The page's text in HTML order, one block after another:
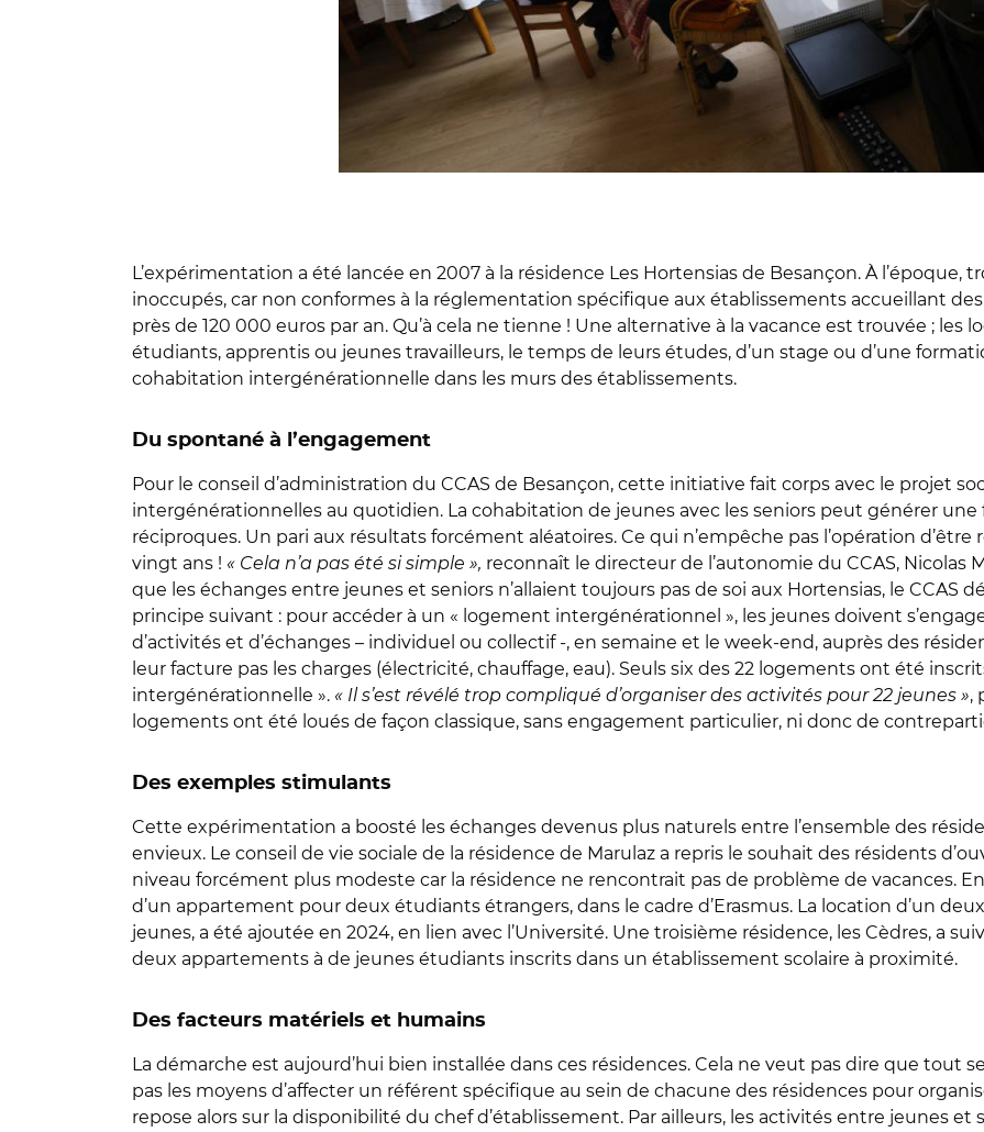
L’expérimentation a été lancée en 2007 à la résidence Les Hortensias de Besançon. À l’époque,
inoccupés, car non conformes à la réglementation spécifique aux établissements accueillant
près de 120 000 euros par an. Qu’à cela ne tienne ! Une alternative à la vacance est trouvée ; les
étudiants, apprentis ou jeunes travailleurs, le temps de leurs études, d’un stage ou d’une
cohabitation intergénérationnelle dans les murs des établissements.
Du spontané à l’engagement
Pour le conseil d’administration du CCAS de Besançon, cette initiative fait corps avec le projet
intergénérationnelles au quotidien. La cohabitation de jeunes avec les seniors peut générer
réciproques. Un pari aux résultats forcément aléatoires. Ce qui n’empêche pas l’opération
vingt ans ! « Cela n’a pas été si simple », reconnaît le directeur de l’autonomie du CCAS, Nicolas
que les échanges entre jeunes et seniors n’allaient toujours pas de soi aux Hortensias, le CCAS
principe suivant : pour accéder à un « logement intergénérationnel », les jeunes doivent
d’activités et d’échanges – individuel ou collectif -, en semaine et le week-end, auprès des
leur facture pas les charges (électricité, chauffage, eau). Seuls six des 22 logements ont été
intergénérationnelle ». « Il s’est révélé trop compliqué d’organiser des activités pour 22 jeunes »,
logements ont été loués de façon classique, sans engagement particulier, ni donc de
Des exemples stimulants
Cette expérimentation a boosté les échanges devenus plus naturels entre l’ensemble des
envieux. Le conseil de vie sociale de la résidence de Marulaz a repris le souhait des résidents
niveau forcément plus modeste car la résidence ne rencontrait pas de problème de vacances.
d’un appartement pour deux étudiants étrangers, dans le cadre d’Erasmus. La location d’un
jeunes, a été ajoutée en 2024, en lien avec l’Université. Une troisième résidence, les Cèdres, a
deux appartements à de jeunes étudiants inscrits dans un établissement scolaire à proximité.
Des facteurs matériels et humains
La démarche est aujourd’hui bien installée dans ces résidences. Cela ne veut pas dire que tout
pas les moyens d’affecter un référent spécifique au sein de chacune des résidences pour
repose alors sur la disponibilité du chef d’établissement. Par ailleurs, les activités entre jeunes